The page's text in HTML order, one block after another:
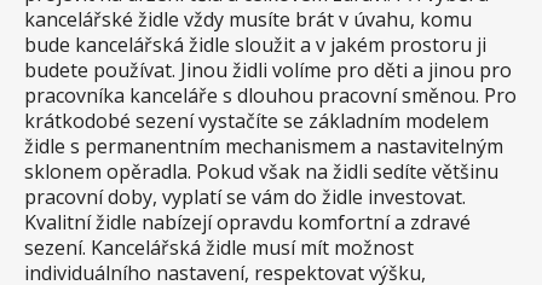
kancelářské židle vždy musíte brát v úvahu, komu
bude kancelářská židle sloužit a v jakém prostoru ji
budete používat. Jinou židli volíme pro děti a jinou pro
pracovníka kanceláře s dlouhou pracovní směnou. Pro
krátkodobé sezení vystačíte se základním modelem
židle s permanentním mechanismem a nastavitelným
sklonem opěradla. Pokud však na židli sedíte většinu
pracovní doby, vyplatí se vám do židle investovat.
Kvalitní židle nabízejí opravdu komfortní a zdravé
sezení. Kancelářská židle musí mít možnost
individuálního nastavení, respektovat výšku,